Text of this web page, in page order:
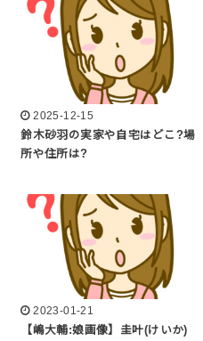
2025-12-15
鈴木砂羽の実家や自宅はどこ?場
所や住所は?
2023-01-21
【嶋大輔:娘画像】圭叶(けいか)